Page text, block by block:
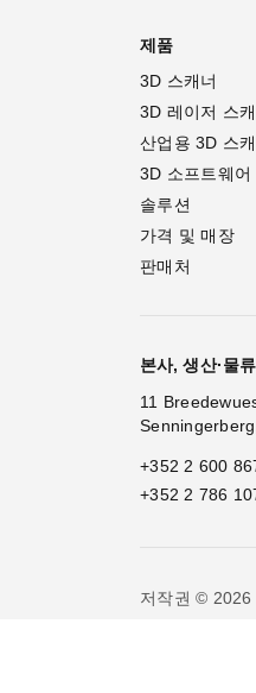
제품
3D 스캐너
3D 레이저 스
산업용 3D 스
3D 소프트웨어
솔루션
가격 및 매장
판매처
본사, 생산·물
11
+352 2 600
+352 2 786
저작권 © 2026